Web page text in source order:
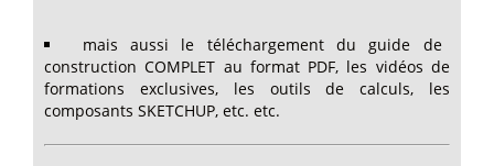
mais aussi le téléchargement du guide de
construction COMPLET au format PDF, les vidéos de
formations exclusives, les outils de calculs, les
composants SKETCHUP, etc. etc.